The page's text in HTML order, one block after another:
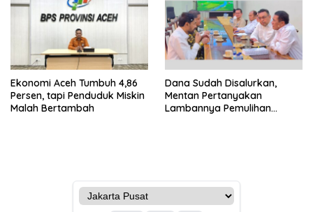
Ekonomi Aceh Tumbuh 4,86
Persen, tapi Penduduk Miskin
Malah Bertambah
Dana Sudah Disalurkan,
Mentan Pertanyakan
Lambannya Pemulihan